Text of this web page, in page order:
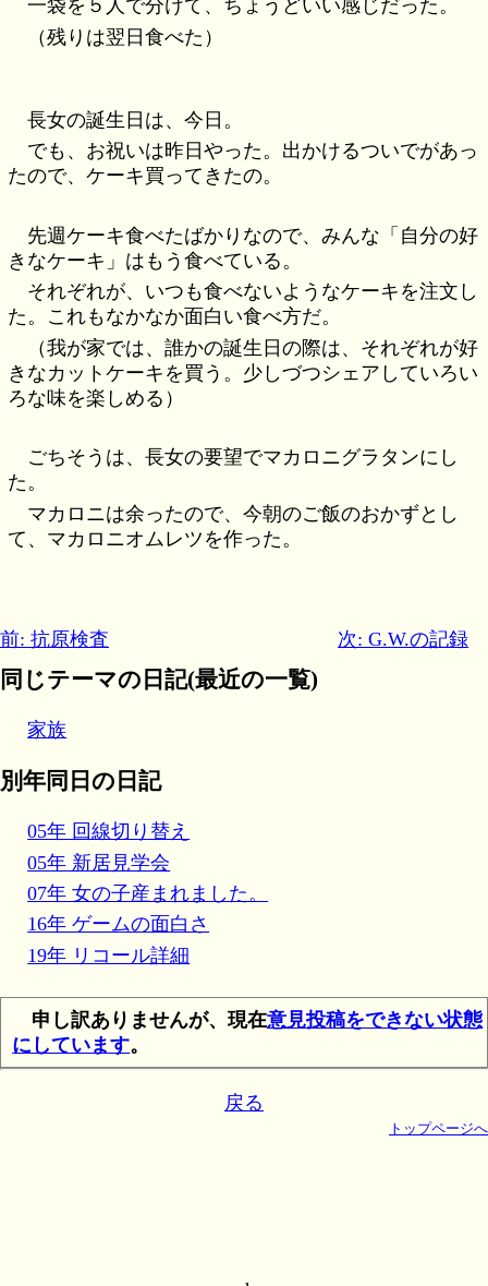
一袋を５人で分けて、ちょうどいい感じだった。
（残りは翌日食べた）
長女の誕生日は、今日。
でも、お祝いは昨日やった。出かけるついでがあっ
たので、ケーキ買ってきたの。
先週ケーキ食べたばかりなので、みんな「自分の好
きなケーキ」はもう食べている。
それぞれが、いつも食べないようなケーキを注文し
た。これもなかなか面白い食べ方だ。
（我が家では、誰かの誕生日の際は、それぞれが好
きなカットケーキを買う。少しづつシェアしていろい
ろな味を楽しめる）
ごちそうは、長女の要望でマカロニグラタンにし
た。
マカロニは余ったので、今朝のご飯のおかずとし
て、マカロニオムレツを作った。
前: 抗原検査 次: G.W.の記録
同じテーマの日記(最近の一覧)
家族
別年同日の日記
05年 回線切り替え
05年 新居見学会
07年 女の子産まれました。
16年 ゲームの面白さ
19年 リコール詳細
申し訳ありませんが、現在意見投稿をできない状態
にしています。
戻る
トップページへ